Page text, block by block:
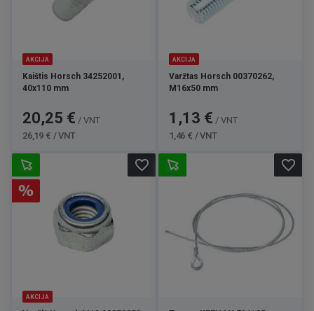
AKCIJA
Kaištis Horsch 34252001,
40x110 mm
Kaina
20,25 € / VNT
26,19 € / VNT
AKCIJA
Varžtas Horsch 00370262,
M16x50 mm
Kaina
1,13 € / VNT
1,46 € / VNT
AKCIJA
favorite_border favorite_border